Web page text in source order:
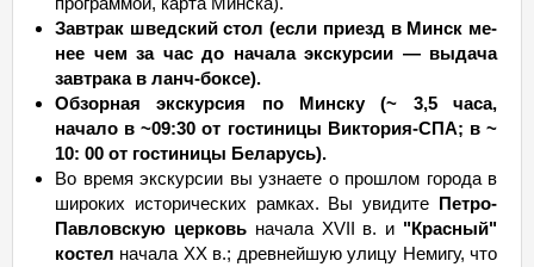
Завтрак шведский стол (ес­ли приезд в Минск ме­
нее чем за час до на­ча­ла экс­кур­сии — выдача
зав­тра­ка в ланч-боксе).
Обзорная экскурсия по Минску (~ 3,5 часа,
начало в ~09:30 от гостиницы Виктория-СПА; в ~
10: 00 от гостиницы Беларусь).
Во время экскурсии вы узнаете о прошлом города в
широких исторических рамках. Вы увидите Петро-
Павловскую церковьначала ХVII в. и "Красный"
костел начала ХХ в.; древнейшую улицу Немигу, что